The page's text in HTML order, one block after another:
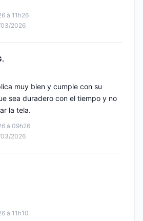
à 11h26
03/2026
à 09h26
03/2026
muy bien y cumple con su
sea duradero con el tiempo y no
la tela.
à 11h10